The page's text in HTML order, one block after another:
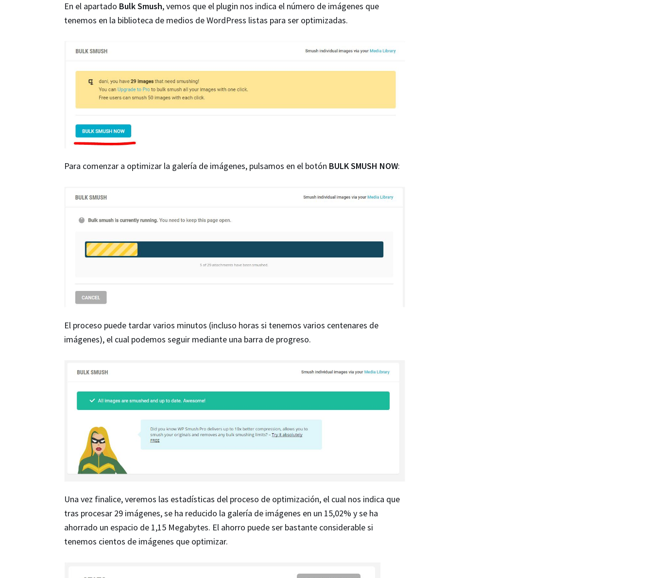
En el apartado Bulk Smush, vemos que el plugin nos indica el número de imágenes que
tenemos en la biblioteca de medios de WordPress listas para ser optimizadas.
Para comenzar a optimizar la galería de imágenes, pulsamos en el botón BULK SMUSH NOW:
El proceso puede tardar varios minutos (incluso horas si tenemos varios centenares de
imágenes), el cual podemos seguir mediante una barra de progreso.
Una vez finalice, veremos las estadísticas del proceso de optimización, el cual nos indica que
tras procesar 29 imágenes, se ha reducido la galería de imágenes en un 15,02% y se ha
ahorrado un espacio de 1,15 Megabytes. El ahorro puede ser bastante considerable si
tenemos cientos de imágenes que optimizar.